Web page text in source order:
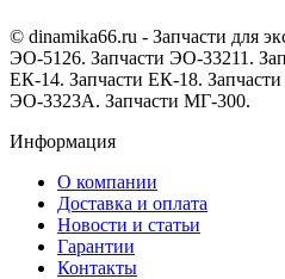
© dinamika66.ru - Запчасти для
ЭО-5126. Запчасти ЭО-33211.
ЕК-14. Запчасти ЕК-18.
ЭО-3323А. Запчасти МГ-300.
Информация
О компании
Доставка и оплата
Новости и статьи
Гарантии
Контакты